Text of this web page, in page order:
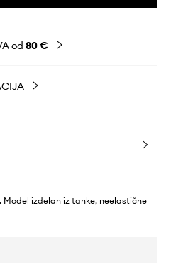
od 80 €
Model izdelan iz tanke, neelastične